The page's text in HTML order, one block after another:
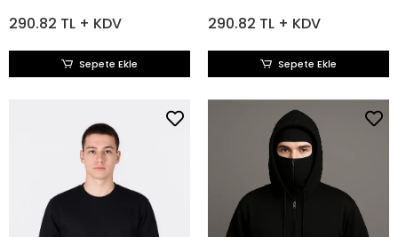
290.82 TL + KDV
Sepete Ekle
290.82 TL + KDV
Sepete Ekle